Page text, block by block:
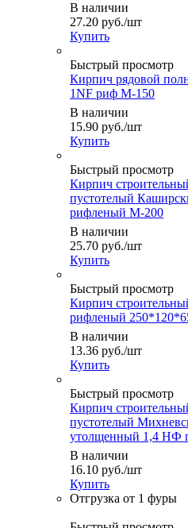
В наличии
27.20 руб./шт
Купить
Быстрый просмотр
Кирпич рядовой
1NF риф М-150
В наличии
15.90 руб./шт
Купить
Быстрый просмотр
Кирпич
пустотелый
рифленый М-200
В наличии
25.70 руб./шт
Купить
Быстрый просмотр
Кирпич
рифленый
В наличии
13.36 руб./шт
Купить
Быстрый просмотр
Кирпич
пустотелый
утолщенный 1,4 НФ
В наличии
16.10 руб./шт
Купить